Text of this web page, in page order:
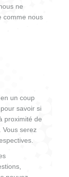
ne
comme nous
un coup
savoir si
proximité de
Vous serez